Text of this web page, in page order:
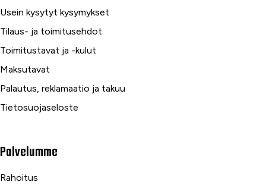
Usein kysytyt kysymykset
Tilaus- ja toimitusehdot
Toimitustavat ja -kulut
Maksutavat
Palautus, reklamaatio ja takuu
Tietosuojaseloste
Palvelumme
Rahoitus